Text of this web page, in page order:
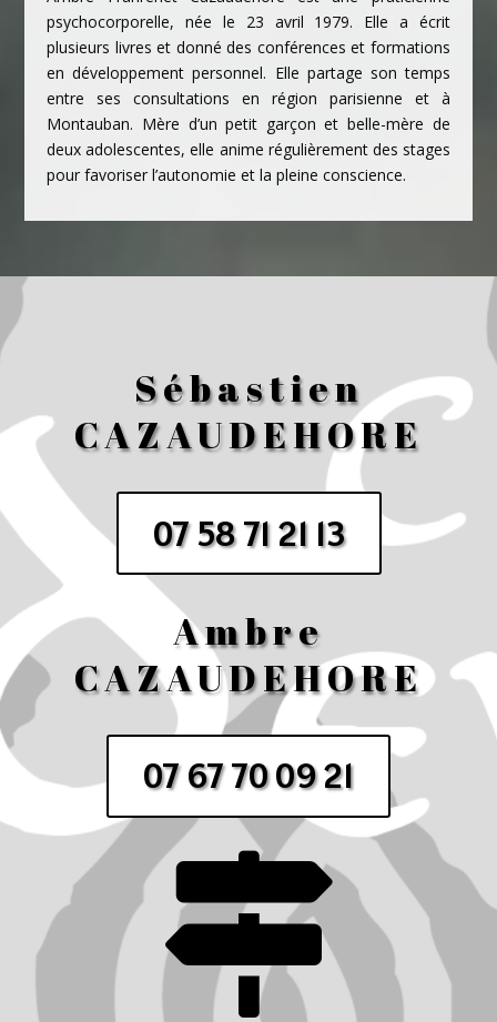
psychocorporelle,née le 23 avril 1979. Elle a écrit
plusieurs livres et donné des conférences et formations
en développement personnel. Elle partage son temps
entre ses consultations en région parisienne et à
Montauban. Mère d’un petit garçon et belle-mère de
deux adolescentes, elle anime régulièrement des stages
pour favoriser l’autonomie et la pleine conscience.
Sébastien
CAZAUDEHORE
07 58 71 21 13
Ambre
CAZAUDEHORE
07 67 70 09 21
